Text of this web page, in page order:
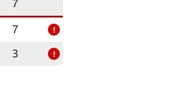
7
7 !
3 !